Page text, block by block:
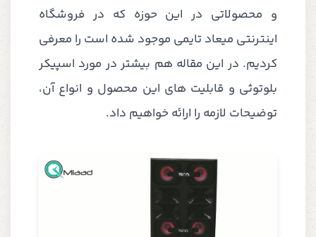
و محصولاتی در این حوزه که در فروشگاه
اینترنتی میعاد تایمی موجود شده است را معرفی
کردیم. در این مقاله هم بیشتر در مورد اسپیکر
بلوتوثی و قابلیت های این محصول و انواع آن،
توضیحات لازمه را ارائه خواهیم داد.